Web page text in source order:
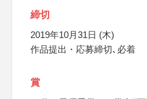
締切
2019年10月31日 (木)
作品提出・応募締切､必着
賞